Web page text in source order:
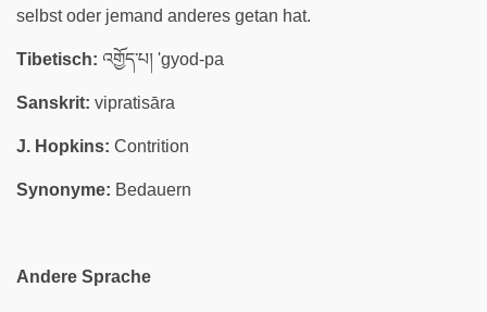
selbst oder jemand anderes getan hat.
Tibetisch: འགྱོད་པ། 'gyod-pa
Sanskrit: vipratisāra
J. Hopkins: Contrition
Synonyme: Bedauern
Andere Sprache